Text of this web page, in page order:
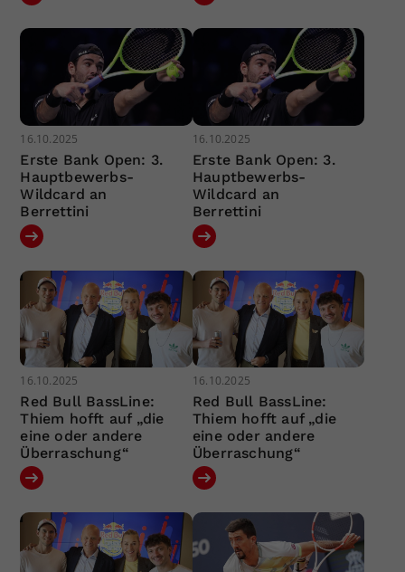
16.10.2025
Erste Bank Open: 3.
Hauptbewerbs-
Wildcard an
Berrettini
16.10.2025
Erste Bank Open: 3.
Hauptbewerbs-
Wildcard an
Berrettini
16.10.2025
Red Bull BassLine:
Thiem hofft auf „die
eine oder andere
Überraschung“
16.10.2025
Red Bull BassLine:
Thiem hofft auf „die
eine oder andere
Überraschung“